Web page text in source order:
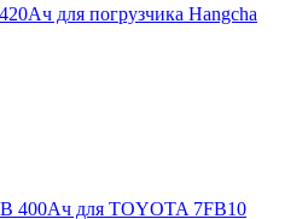
для погрузчика Hangcha